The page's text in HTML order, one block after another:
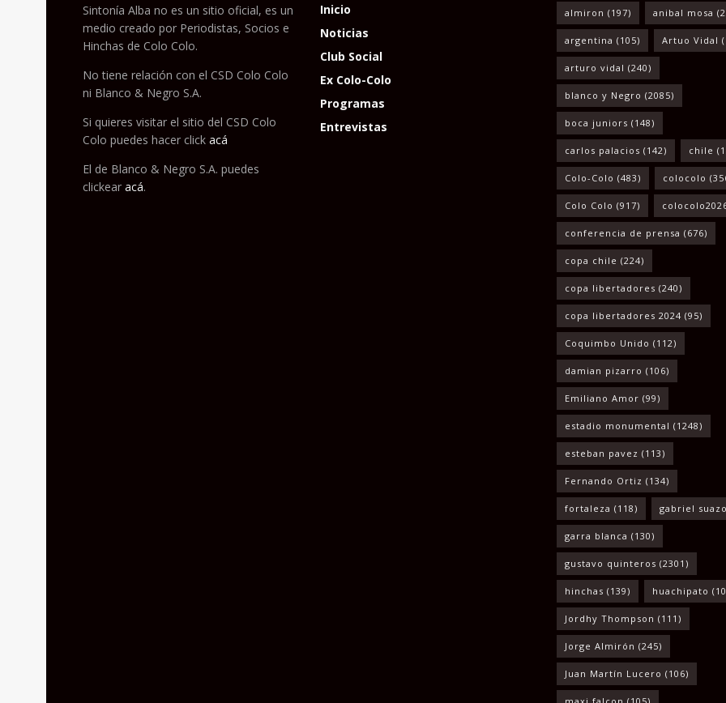
Sintonía Alba no es un sitio oficial, es un
medio creado por Periodistas, Socios e
Hinchas de Colo Colo.
No tiene relación con el CSD Colo Colo
ni Blanco & Negro S.A.
Si quieres visitar el sitio del CSD Colo
Colo puedes hacer click acá
El de Blanco & Negro S.A. puedes
clickear acá.
Inicio
Noticias
Club Social
Ex Colo-Colo
Programas
Entrevistas
almiron (197) anibal mosa
argentina (105) Artuo Vidal
arturo vidal (240)
blanco y Negro (2085)
boca juniors (148)
carlos palacios (142) chile
Colo-Colo (483) colocolo
Colo Colo (917)
conferencia de prensa (676)
copa chile (224)
copa libertadores (240)
copa libertadores 2024 (95)
Coquimbo Unido (112)
damian pizarro (106)
Emiliano Amor (99)
estadio monumental (1248)
esteban pavez (113)
Fernando Ortiz (134)
fortaleza (118) gabriel suazo
garra blanca (130)
gustavo quinteros (2301)
hinchas (139) huachipato
Jordhy Thompson (111)
Jorge Almirón (245)
Juan Martín Lucero (106)